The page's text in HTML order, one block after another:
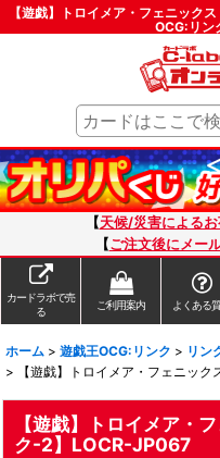
【遊戯】トロイメア・フェニッ
OCG:リン
【天候/災害による
【ご注文後にメー
カードラボで売
る
ご利用案内 よくある
ホーム > 遊戯王OCG:リンク > リン
>
【遊戯】トロイメア・フェニッ
【遊戯】トロイメア・
ク-2】LOCR-JP067